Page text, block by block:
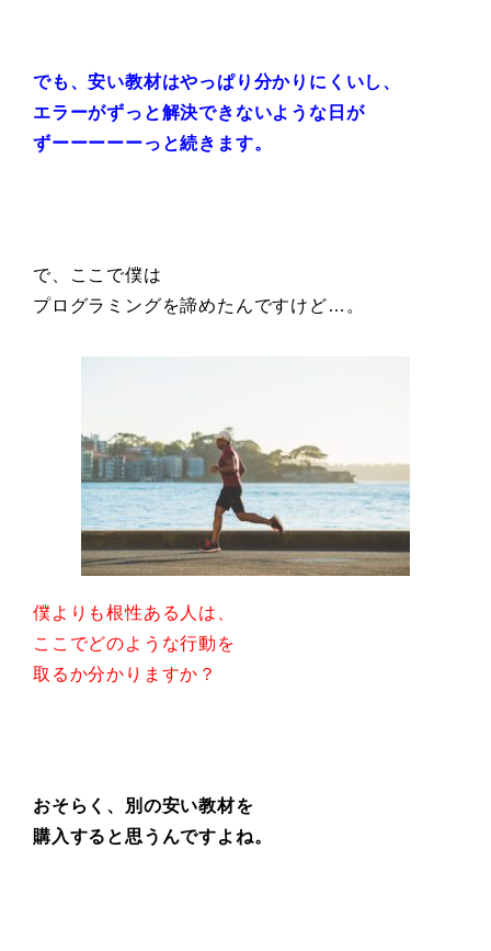
でも、安い教材はやっぱり分かりにくいし、
エラーがずっと解決できないような日が
ずーーーーーっと続きます。
で、ここで僕は
プログラミングを諦めたんですけど…。
僕よりも根性ある人は、
ここでどのような行動を
取るか分かりますか？
おそらく、別の安い教材を
購入すると思うんですよね。